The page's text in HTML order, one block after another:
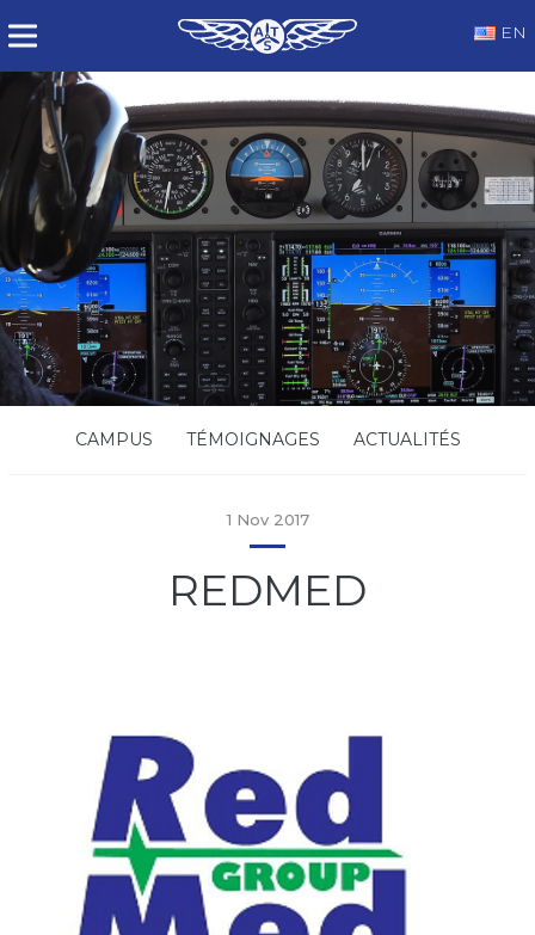
EN
CAMPUS TÉMOIGNAGES ACTUALITÉS
1 Nov 2017
REDMED